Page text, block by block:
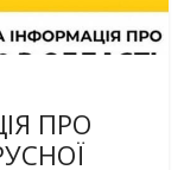
ПРО